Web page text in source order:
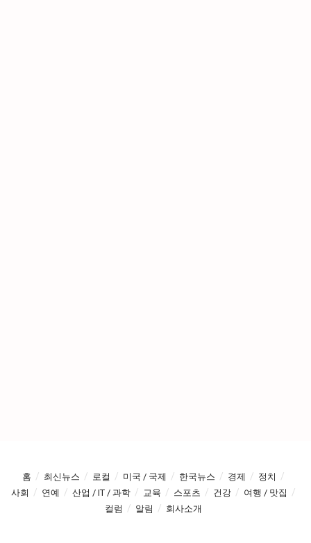
홈 최신뉴스 로컬 미국 / 국제 한국뉴스 경제
정치
사회
연예 산업 / IT / 과학 교육 스포츠 건강
여행 / 맛집
컬럼
알림 회사소개